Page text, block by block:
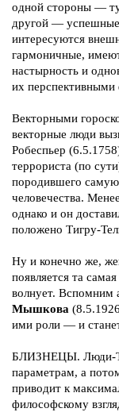
одной стороны —
другой — успешные
интересуются
гармоничные,
настырность и
их перспективными
Векторными
векторные люди
Робеспьер
террориста (по
породившего
человечества.
однако и он
положено Тигру-
Ну и конечно же,
появляется та
волнует. Вспомним
Мышкова
ими роли — и
БЛИЗНЕЦЫ. Люди-
параметрам, а
приводит к
философскому